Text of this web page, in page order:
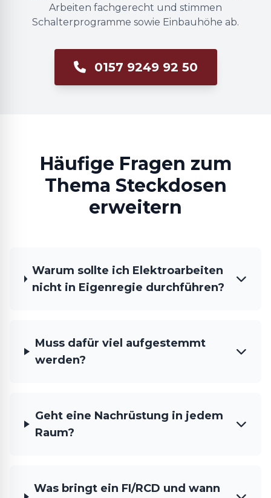
Arbeiten fachgerecht und stimmen
Schalterprogramme sowie Einbauhöhe ab.
0157 9249 92 50
Häufige Fragen zum
Thema Steckdosen
erweitern
Warum sollte ich Elektroarbeiten
nicht in Eigenregie durchführen?
Muss dafür viel aufgestemmt
werden?
Geht eine Nachrüstung in jedem
Raum?
Was bringt ein FI/RCD und wann